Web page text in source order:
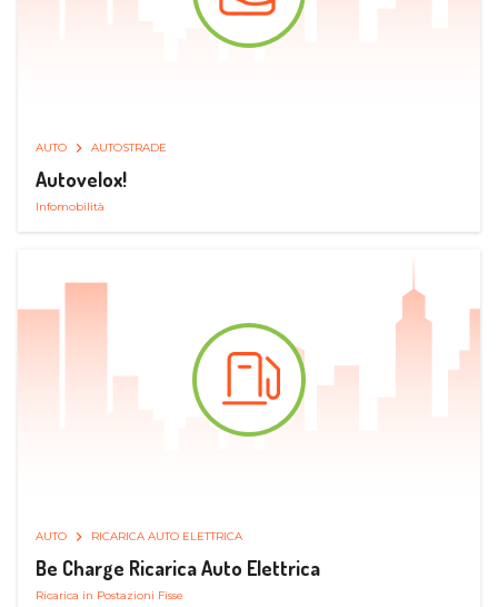
AUTO AUTOSTRADE
Autovelox!
Infomobilità
AUTO RICARICA AUTO ELETTRICA
Be Charge Ricarica Auto Elettrica
Ricarica in Postazioni Fisse